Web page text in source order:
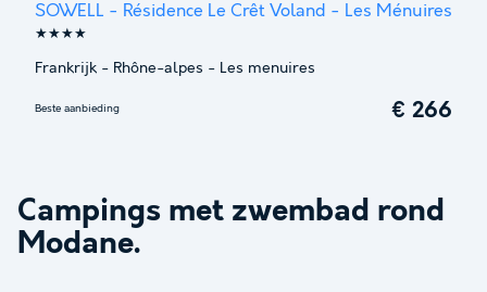
SOWELL - Résidence Le Crêt Voland - Les Ménuires
★★★★
Frankrijk - Rhône-alpes - Les menuires
Beste aanbieding € 266
Campings met zwembad rond
Modane.